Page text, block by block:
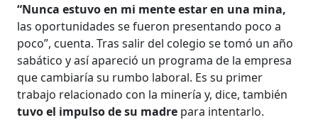
“Nunca estuvo en mi mente estar en una mina,
las oportunidades se fueron presentando poco a
poco”, cuenta. Tras salir del colegio se tomó un año
sabático y así apareció un programa de la empresa
que cambiaría su rumbo laboral. Es su primer
trabajo relacionado con la minería y, dice, también
tuvo el impulso de su madre para intentarlo.